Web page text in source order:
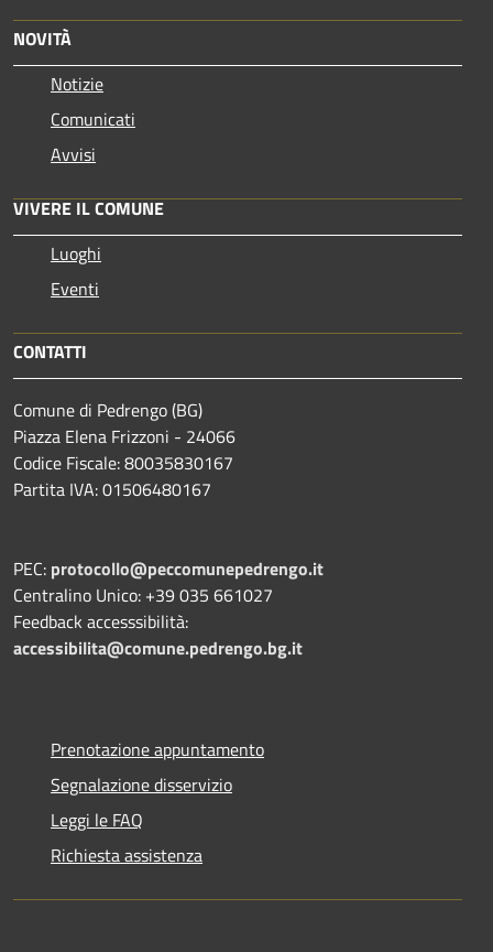
NOVITÀ
Notizie
Comunicati
Avvisi
VIVERE IL COMUNE
Luoghi
Eventi
CONTATTI
Comune di Pedrengo (BG)
Piazza Elena Frizzoni - 24066
Codice Fiscale: 80035830167
Partita IVA: 01506480167
PEC: protocollo@peccomunepedrengo.it
Centralino Unico: +39 035 661027
Feedback accesssibilità:
accessibilita@comune.pedrengo.bg.it
Prenotazione appuntamento
Segnalazione disservizio
Leggi le FAQ
Richiesta assistenza